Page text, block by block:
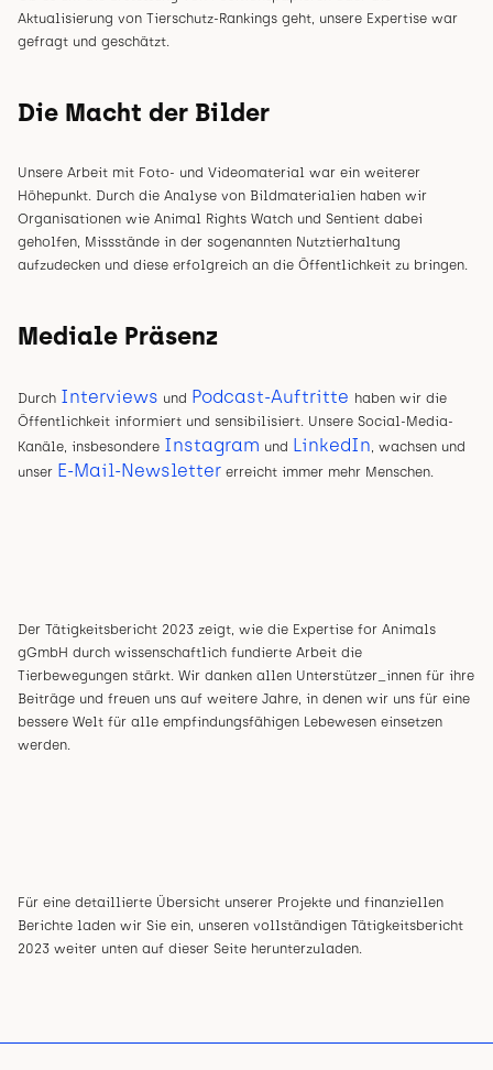
Aktualisierung von Tierschutz-Rankings geht, unsere Expertise war
gefragt und geschätzt.
Die Macht der Bilder
Unsere Arbeit mit Foto- und Videomaterial war ein weiterer
Höhepunkt. Durch die Analyse von Bildmaterialien haben wir
Organisationen wie Animal Rights Watch und Sentient dabei
geholfen, Missstände in der sogenannten Nutztierhaltung
aufzudecken und diese erfolgreich an die Öffentlichkeit zu bringen.
Mediale Präsenz
Durch Interviews und Podcast-Auftritte haben wir die
Öffentlichkeit informiert und sensibilisiert. Unsere Social-Media-
Kanäle, insbesondere Instagram und LinkedIn, wachsen und
unser E-Mail-Newsletter erreicht immer mehr Menschen.
Der Tätigkeitsbericht 2023 zeigt, wie die Expertise for Animals
gGmbH durch wissenschaftlich fundierte Arbeit die
Tierbewegungen stärkt. Wir danken allen Unterstützer_innen für ihre
Beiträge und freuen uns auf weitere Jahre, in denen wir uns für eine
bessere Welt für alle empfindungsfähigen Lebewesen einsetzen
werden.
Für eine detaillierte Übersicht unserer Projekte und finanziellen
Berichte laden wir Sie ein, unseren vollständigen Tätigkeitsbericht
2023 weiter unten auf dieser Seite herunterzuladen.